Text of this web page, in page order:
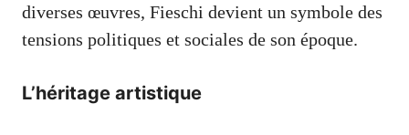
diverses œuvres, Fieschi devient un symbole des
tensions politiques et sociales de son époque.
L’héritage artistique